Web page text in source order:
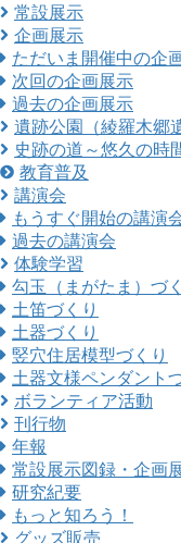
常設展示
企画展示
ただいま開催中の企
次回の企画展示
過去の企画展示
遺跡公園（綾羅木郷
史跡の道～悠久の時
教育普及
講演会
もうすぐ開始の講演
過去の講演会
体験学習
勾玉（まがたま）づ
土笛づくり
土器づくり
竪穴住居模型づくり
土器文様ペンダント
ボランティア活動
刊行物
年報
常設展示図録・企画
研究紀要
もっと知ろう！
グッズ販売